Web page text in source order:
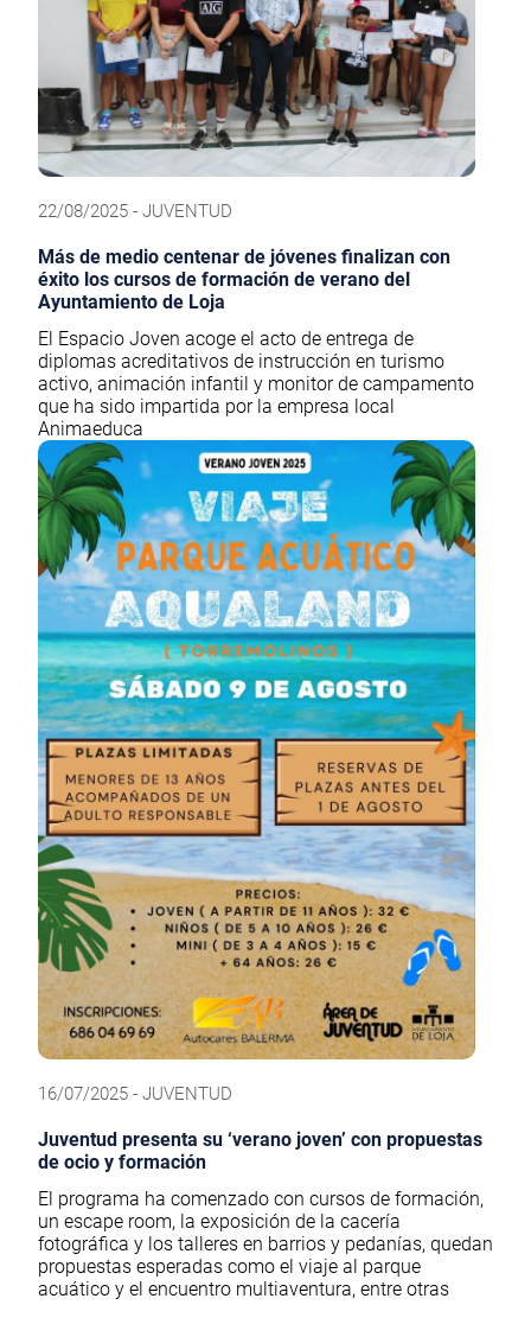
22/08/2025 - JUVENTUD
Más de medio centenar de jóvenes finalizan con
éxito los cursos de formación de verano del
Ayuntamiento de Loja
El Espacio Joven acoge el acto de entrega de
diplomas acreditativos de instrucción en turismo
activo, animación infantil y monitor de campamento
que ha sido impartida por la empresa local
Animaeduca
16/07/2025 - JUVENTUD
Juventud presenta su ‘verano joven’ con propuestas
de ocio y formación
El programa ha comenzado con cursos de formación,
un escape room, la exposición de la cacería
fotográfica y los talleres en barrios y pedanías, quedan
propuestas esperadas como el viaje al parque
acuático y el encuentro multiaventura, entre otras